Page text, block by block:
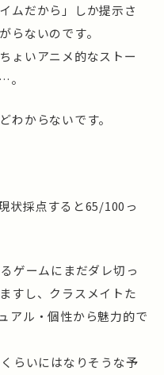
ムだから」しか提示さ
らないのです。
ょいアニメ的なストー
。
わからないです。
状採点すると65/100っ
ゲームにまだダレ切っ
すし、クラスメイトた
アル・個性から魅力的で
らいにはなりそうな予